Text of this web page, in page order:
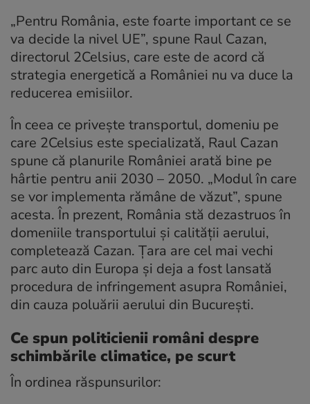
„Pentru România, este foarte important ce se
va decide la nivel UE”, spune Raul Cazan,
directorul 2Celsius, care este de acord că
strategia energetică a României nu va duce la
reducerea emisiilor.
În ceea ce privește transportul, domeniu pe
care 2Celsius este specializată, Raul Cazan
spune că planurile României arată bine pe
hârtie pentru anii 2030 – 2050. „Modul în care
se vor implementa rămâne de văzut”, spune
acesta. În prezent, România stă dezastruos în
domeniile transportului și calității aerului,
completează Cazan. Țara are cel mai vechi
parc auto din Europa și deja a fost lansată
procedura de infringement asupra României,
din cauza poluării aerului din București.
Ce spun politicienii români despre
schimbările climatice, pe scurt
În ordinea răspunsurilor: